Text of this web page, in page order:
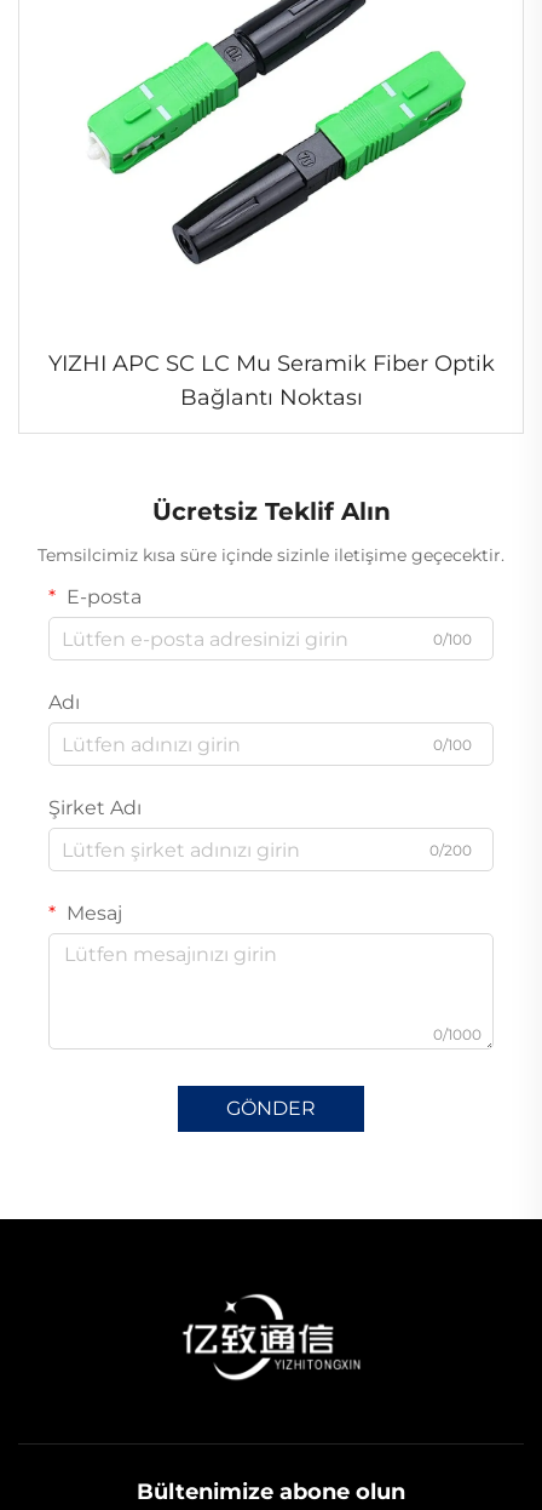
YIZHI APC SC LC Mu Seramik Fiber Optik
Bağlantı Noktası
Ücretsiz Teklif Alın
Temsilcimiz kısa süre içinde sizinle iletişime geçecektir.
E-posta
0/100
Adı
0/100
Şirket Adı
0/200
Mesaj
0/1000
GÖNDER
Bültenimize abone olun